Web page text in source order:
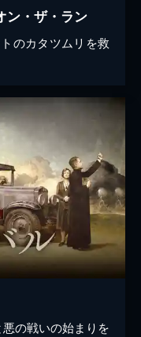
ン・ザ・ラン
のカタツムリを救
の戦いの始まりを